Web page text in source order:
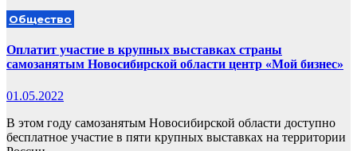
Общество
Оплатит участие в крупных выставках страны
самозанятым Новосибирской области центр «Мой бизнес»
01.05.2022
В этом году самозанятым Новосибирской области доступно
бесплатное участие в пяти крупных выставках на территории